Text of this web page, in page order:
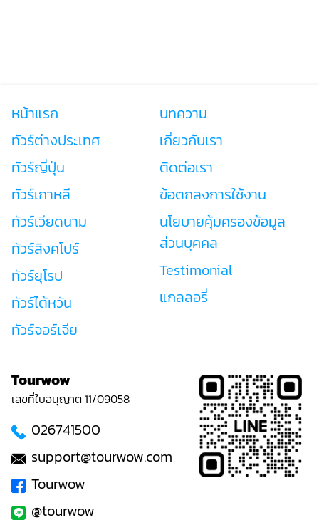
หน้าแรก
ทัวร์ต่างประเทศ
ทัวร์ญี่ปุ่น
ทัวร์เกาหลี
ทัวร์เวียดนาม
ทัวร์สิงคโปร์
ทัวร์ยุโรป
ทัวร์ไต้หวัน
ทัวร์จอร์เจีย
บทความ
เกี่ยวกับเรา
ติดต่อเรา
ข้อตกลงการใช้งาน
นโยบายคุ้มครองข้อมูล
ส่วนบุคคล
Testimonial
แกลลอรี่
Tourwow
เลขที่ใบอนุญาต 11/09058
026741500
support@tourwow.com
Tourwow
@tourwow